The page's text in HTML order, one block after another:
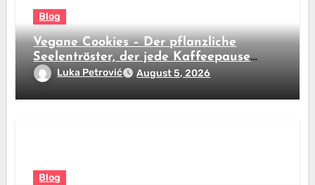
Blog
Vegane Cookies – Der pflanzliche
Seelentröster, der jede Kaffeepause
revolutioniert
Luka Petrović August 5, 2026
Blog